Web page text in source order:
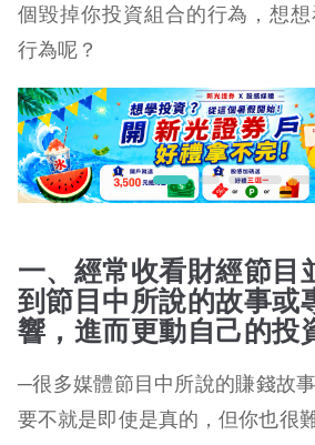
個毀掉你投資組合的行為，想
行為呢？
一、經常收看財經節目
到節目中所說的故事或
響，進而更動自己的投
─很多媒體節目中所說的賺錢故
要不就是即使是真的，但你也很